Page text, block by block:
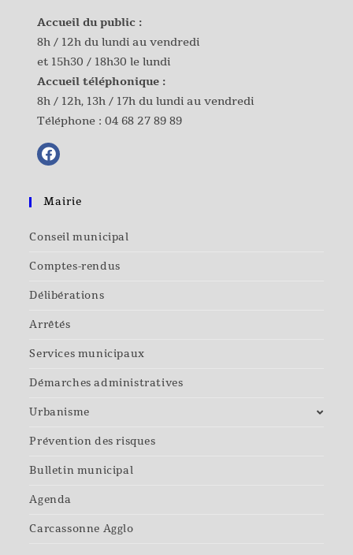
Accueil du public :
8h / 12h du lundi au vendredi
et 15h30 / 18h30 le lundi
Accueil téléphonique :
8h / 12h, 13h / 17h du lundi au vendredi
Téléphone :04 68 27 89 89
Mairie
Conseil municipal
Comptes-rendus
Délibérations
Arrêtés
Services municipaux
Démarches administratives
Urbanisme
Prévention des risques
Bulletin municipal
Agenda
Carcassonne Agglo